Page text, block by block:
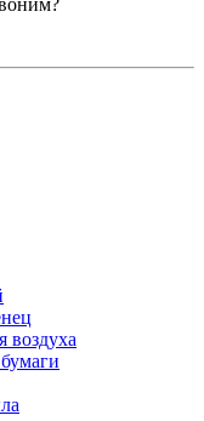
воздуха